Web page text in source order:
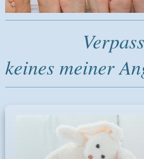
keines meiner